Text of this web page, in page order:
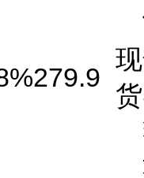
279.9
现
货